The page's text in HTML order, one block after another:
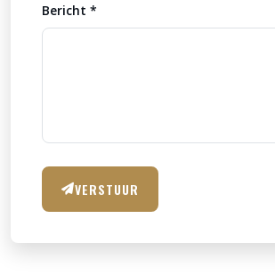
Bericht *
VERSTUUR